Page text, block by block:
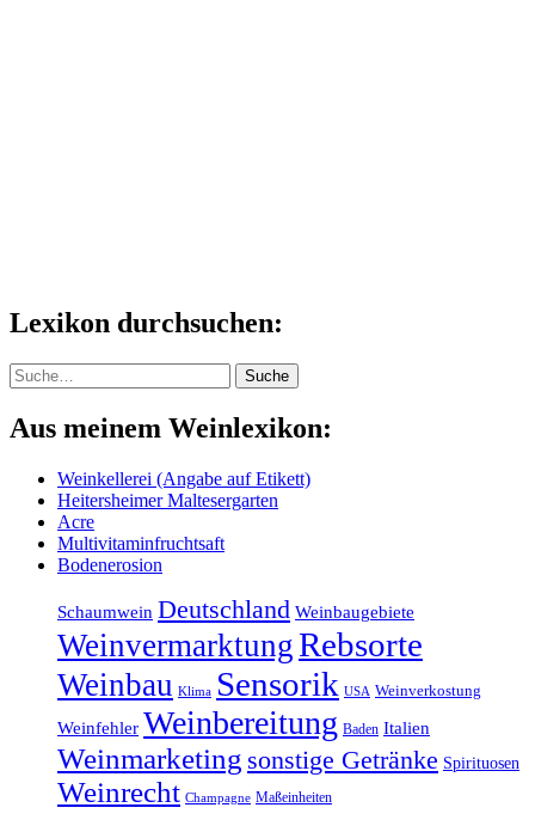
Lexikon durchsuchen:
Suche Suche
Aus meinem Weinlexikon:
Weinkellerei (Angabe auf Etikett)
Heitersheimer Maltesergarten
Acre
Multivitaminfruchtsaft
Bodenerosion
Schaumwein Deutschland Weinbaugebiete
WeinvermarktungRebsorte
Weinbau Klima Sensorik USA Weinverkostung
Weinfehler Weinbereitung Baden Italien
Weinmarketing sonstige Getränke Spirituosen
Weinrecht Champagne Maßeinheiten